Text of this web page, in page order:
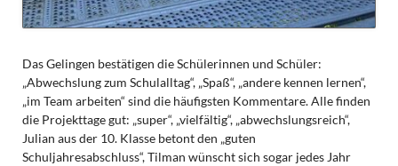
Das Gelingen bestätigen die Schülerinnen und Schüler:
„Abwechslung zum Schulalltag“, „Spaß“, „andere kennen lernen“,
„im Team arbeiten“ sind die häufigsten Kommentare. Alle finden
die Projekttage gut: „super“, „vielfältig“, „abwechslungsreich“,
Julian aus der 10. Klasse betont den „guten
Schuljahresabschluss“, Tilman wünscht sich sogar jedes Jahr